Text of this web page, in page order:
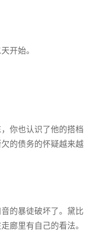
开始。
你也认识了他的搭档
的债务的怀疑越来越
的暴徒破坏了。黛比
廊里有自己的看法。